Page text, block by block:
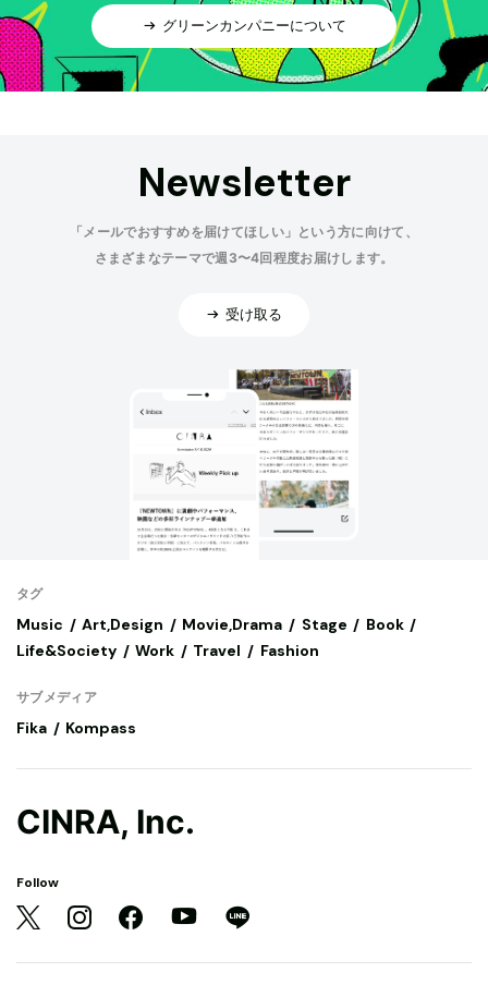
グリーンカンパニーについて
Newsletter
「メールでおすすめを届けてほしい」という方に向けて、
さまざまなテーマで週3〜4回程度お届けします。
受け取る
タグ
Music Art,Design Movie,Drama Stage
Book
Life&Society
Work Travel Fashion
サブメディア
Fika Kompass
CINRA, Inc.
Follow